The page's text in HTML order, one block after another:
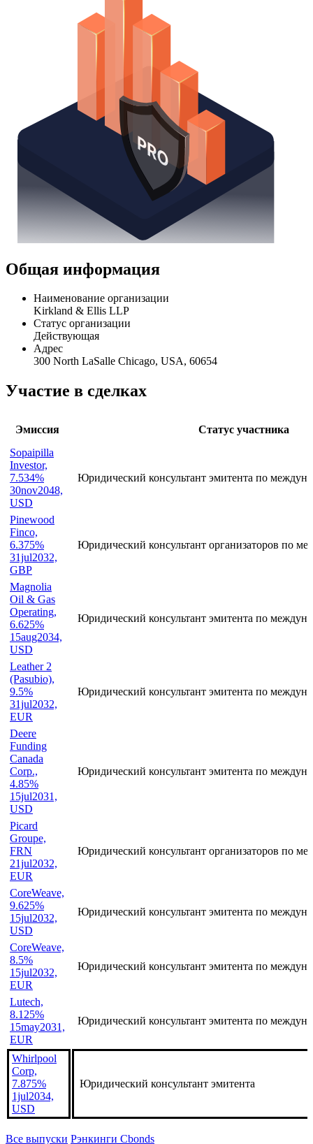
Общая информация
Наименование организации
Kirkland & Ellis LLP
Статус организации
Действующая
Адрес
300 North LaSalle Chicago, USA, 60654
Участие в сделках
Эмиссия
Статус участника
Sopaipilla
Investor,
7.534%
30nov2048,
USD
Юридический консультант эмитента по
Pinewood
Finco,
6.375%
31jul2032,
GBP
Юридический консультант организаторов по
Magnolia
Oil & Gas
Operating,
6.625%
15aug2034,
USD
Юридический консультант эмитента по
Leather 2
(Pasubio),
9.5%
31jul2032,
EUR
Юридический консультант эмитента по
Deere
Funding
Canada
Corp.,
4.85%
15jul2031,
USD
Юридический консультант эмитента по
Picard
Groupe,
FRN
21jul2032,
EUR
Юридический консультант организаторов по
CoreWeave,
9.625%
15jul2032,
USD
Юридический консультант эмитента по
CoreWeave,
8.5%
15jul2032,
EUR
Юридический консультант эмитента по
Lutech,
8.125%
15may2031,
EUR
Юридический консультант эмитента по
Whirlpool
Corp,
7.875%
1jul2034,
USD
Юридический консультант эмитента
Все выпуски Рэнкинги Cbonds